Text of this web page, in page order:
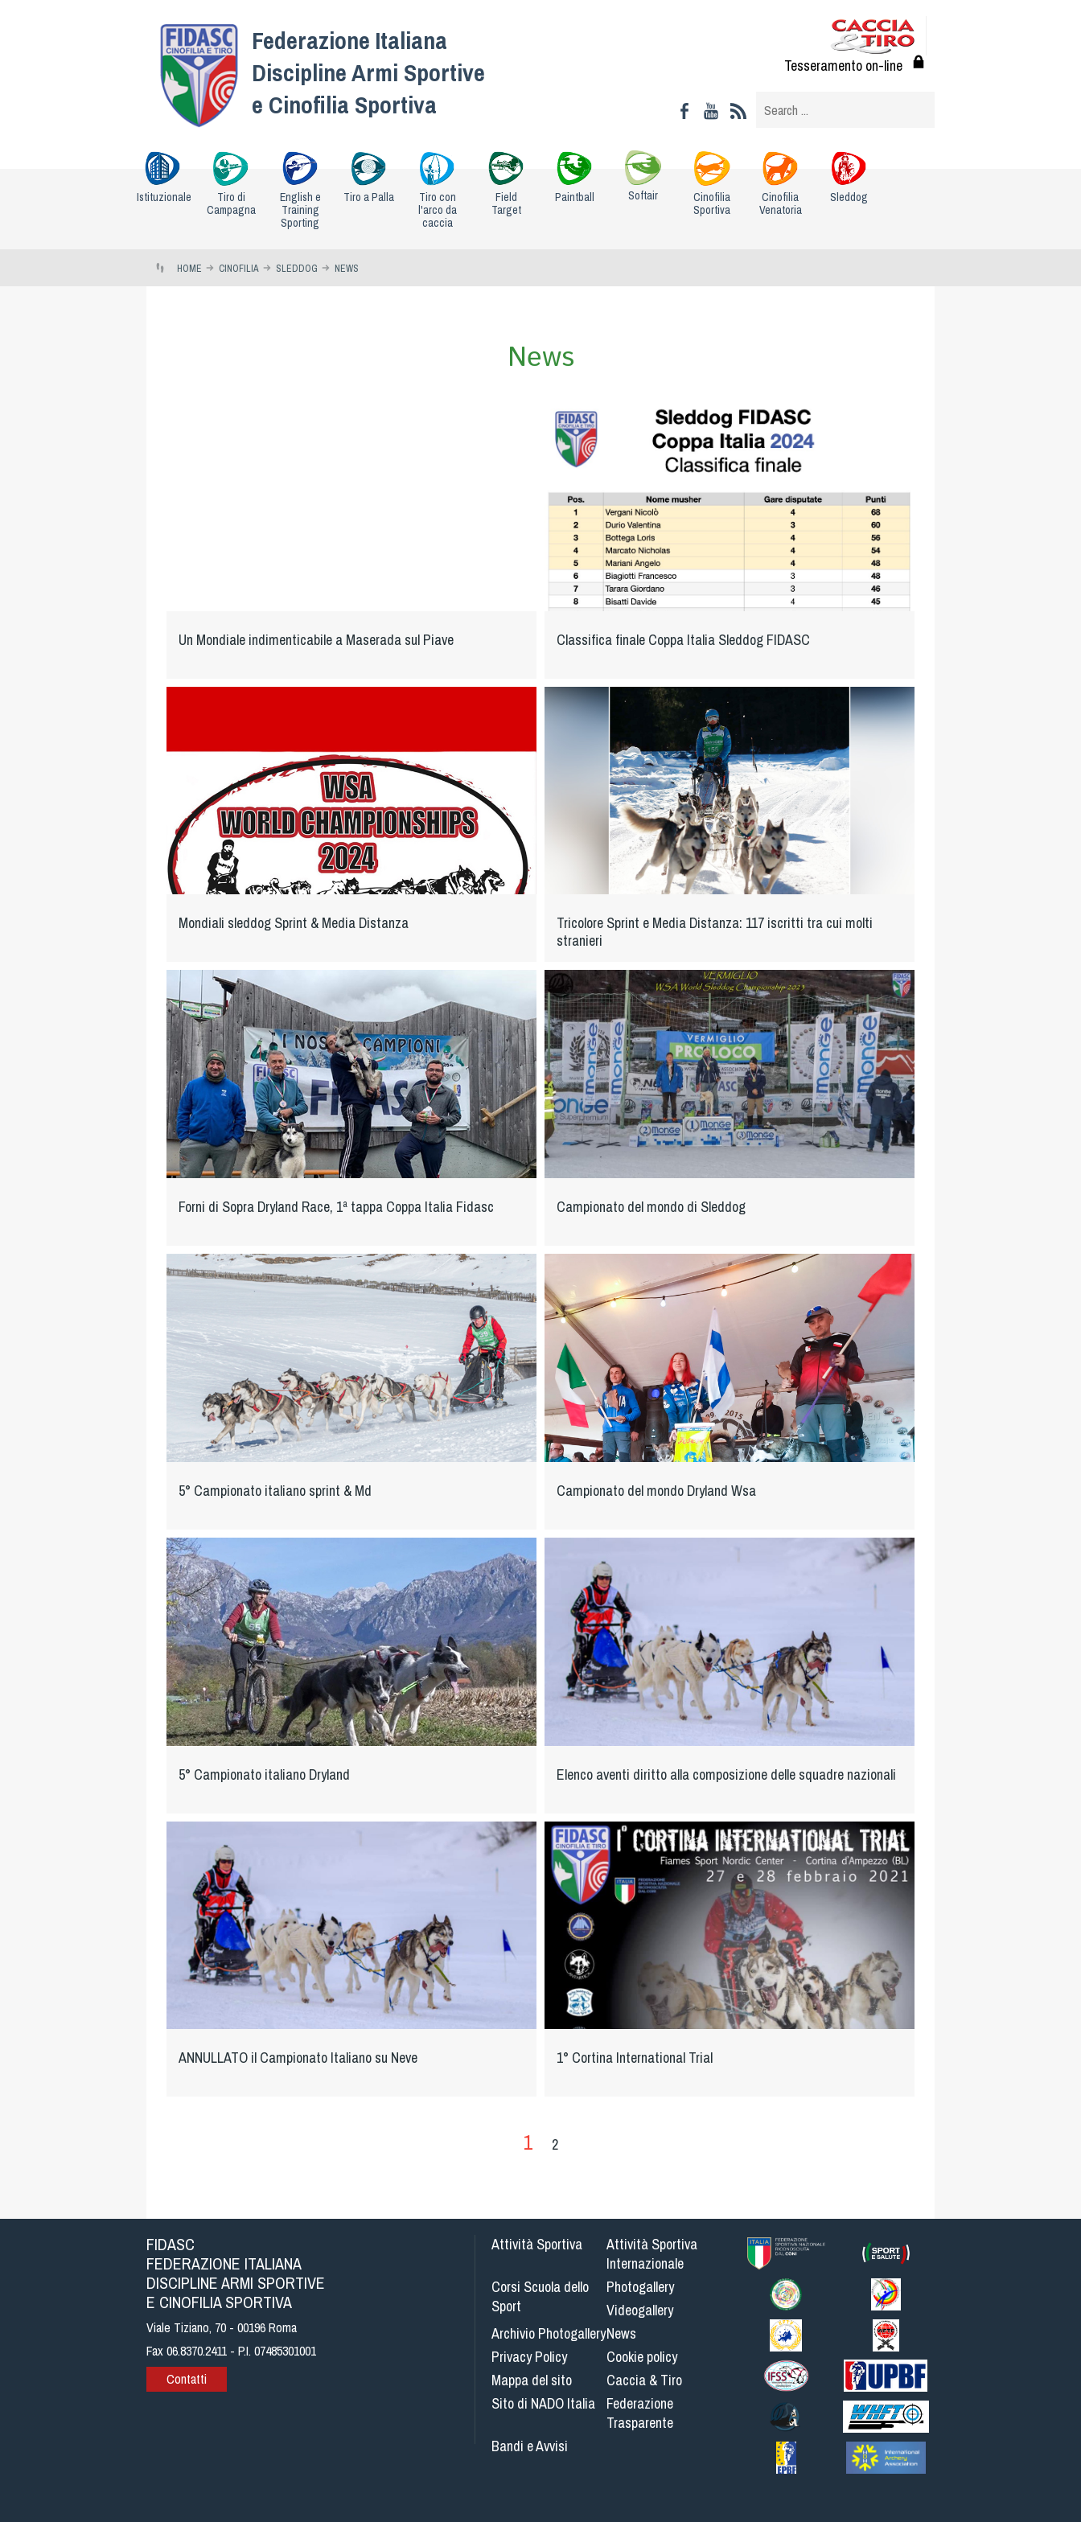
Federazione Italiana
Discipline Armi Sportive
e Cinofilia Sportiva
Tesseramento on-line
Istituzionale
Tiro di
Campagna
English e
Training
Sporting
Tiro a Palla
Tiro con
l'arco da
caccia
Field
Target
Paintball Softair
Cinofilia
Sportiva
Cinofilia
Venatoria
Sleddog
HOME CINOFILIA SLEDDOG NEWS
News
Un Mondiale indimenticabile a Maserada sul Piave Classifica finale Coppa Italia Sleddog FIDASC
Mondiali sleddog Sprint & Media Distanza
Tricolore Sprint e Media Distanza: 117 iscritti tra cui molti
stranieri
Forni di Sopra Dryland Race, 1ª tappa Coppa Italia Fidasc Campionato del mondo di Sleddog
5° Campionato italiano sprint & Md Campionato del mondo Dryland Wsa
5° Campionato italiano Dryland Elenco aventi diritto alla composizione delle squadre nazionali
ANNULLATO il Campionato Italiano su Neve 1° Cortina International Trial
1 2
FIDASC
FEDERAZIONE ITALIANA
DISCIPLINE ARMI SPORTIVE
E CINOFILIA SPORTIVA
Viale Tiziano, 70 - 00196 Roma
Fax 06.8370.2411 - P.I. 07485301001
Contatti
Attività Sportiva
Attività Sportiva
Internazionale
Corsi Scuola dello
Sport
Photogallery
Videogallery
Archivio PhotogalleryNews
Privacy Policy
Cookie policy
Mappa del sito
Caccia & Tiro
Sito di NADO Italia Federazione
Trasparente
Bandi e Avvisi